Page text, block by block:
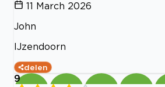
11 March 2026
John
IJzendoorn
delen
9